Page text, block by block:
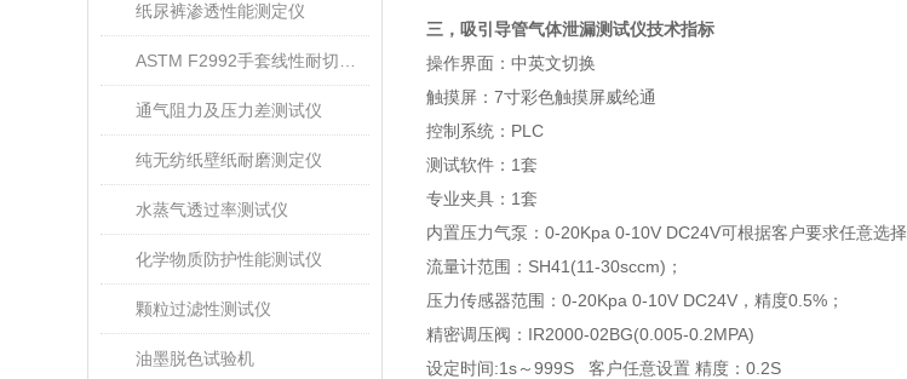
纸尿裤渗透性能测定仪
通气阻力及压力差测试仪
纯无纺纸壁纸耐磨测定仪
水蒸气透过率测试仪
化学物质防护性能测试仪
颗粒过滤性测试仪
油墨脱色试验机
三， 吸引导管气体泄漏测试仪技术指标
操作界面 ： 中英文切换
触摸屏： 7寸彩色触摸屏威纶通
控制系统： PLC
测试软件： 1套
专业夹具： 1套
内置压力气泵： 0-20Kpa 0-10V DC24V可根据客户要求任意选择
流量计范围： SH41(11-30sccm) ；
压力传感器范围： 0-20Kpa 0-10V DC24V ，精度0.5% ；
精密调压阀： IR2000-02BG(0.005-0.2MPA)
设定时间:1s～999S 客户任意设置 精度： 0.2S